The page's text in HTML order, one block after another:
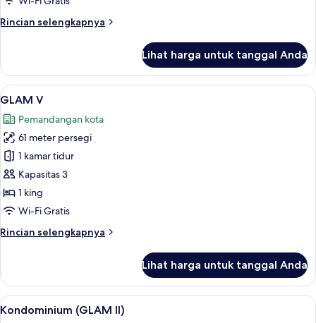
Rincian selengkapnya
Rincian
GLAM
VI
Lihat harga untuk tanggal Anda
Lihat
semua
foto
untuk
GLAM
V
GLAM V | Area keluarga | Smart TV
5
GLAM V
Pemandangan kota
61 meter persegi
1 kamar tidur
Kapasitas 3
1 king
Wi-Fi Gratis
Rincian selengkapnya
Rincian
GLAM
V
Lihat harga untuk tanggal Anda
Lihat
semua
Kondominium (GLAM II) | Area
8
Kondominium (GLAM II)